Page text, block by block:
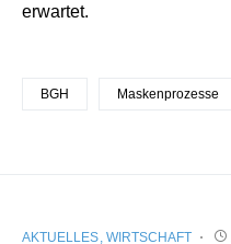
erwartet.
BGH Maskenprozesse
AKTUELLES WIRTSCHAFT